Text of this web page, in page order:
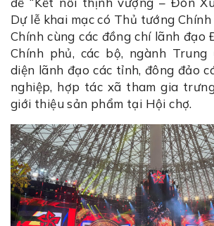
Dự lễ khai mạc có Thủ tướng
Chính cùng các đồng chí lãnh đạo
Chính phủ, các bộ, ngành Trung
diện lãnh đạo các tỉnh, đông đảo
nghiệp, hợp tác xã tham gia
giới thiệu sản phẩm tại Hội chợ.